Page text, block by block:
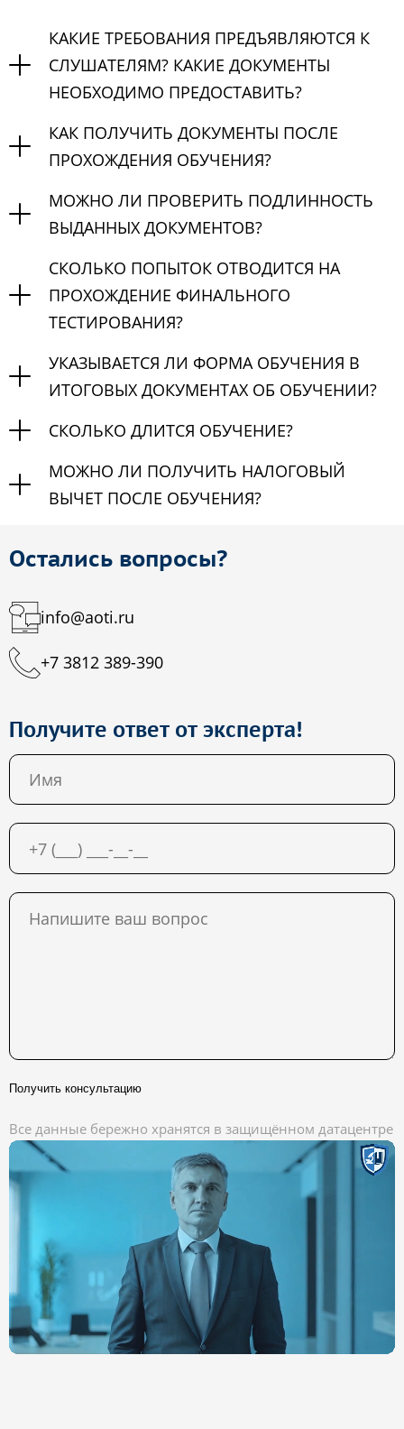
КАКИЕ ТРЕБОВАНИЯ ПРЕДЪЯВЛЯЮТСЯ К
СЛУШАТЕЛЯМ? КАКИЕ ДОКУМЕНТЫ
НЕОБХОДИМО ПРЕДОСТАВИТЬ?
КАК ПОЛУЧИТЬ ДОКУМЕНТЫ ПОСЛЕ
ПРОХОЖДЕНИЯ ОБУЧЕНИЯ?
МОЖНО ЛИ ПРОВЕРИТЬ ПОДЛИННОСТЬ
ВЫДАННЫХ ДОКУМЕНТОВ?
СКОЛЬКО ПОПЫТОК ОТВОДИТСЯ НА
ПРОХОЖДЕНИЕ ФИНАЛЬНОГО
ТЕСТИРОВАНИЯ?
УКАЗЫВАЕТСЯ ЛИ ФОРМА ОБУЧЕНИЯ В
ИТОГОВЫХ ДОКУМЕНТАХ ОБ ОБУЧЕНИИ?
СКОЛЬКО ДЛИТСЯ ОБУЧЕНИЕ?
МОЖНО ЛИ ПОЛУЧИТЬ НАЛОГОВЫЙ
ВЫЧЕТ ПОСЛЕ ОБУЧЕНИЯ?
Остались вопросы?
info@aoti.ru
+7 3812 389-390
Получите ответ от эксперта!
Получить консультацию
Все данные бережно хранятся в защищённом датацентре